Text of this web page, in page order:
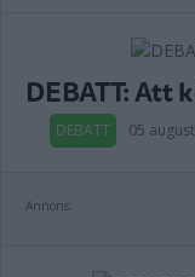
DEBATT: Att
DEBATT 05
Annons: